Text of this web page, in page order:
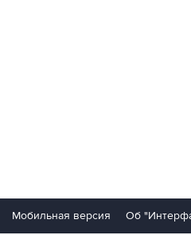
Мобильная версия Об